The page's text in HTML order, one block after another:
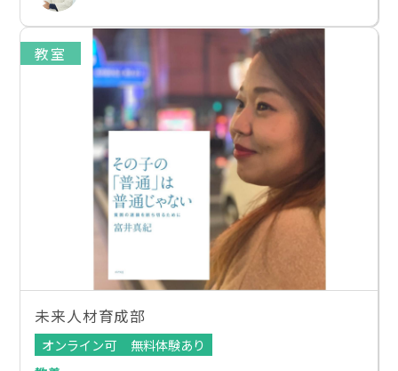
教室
未来人材育成部
オンライン可
無料体験あり